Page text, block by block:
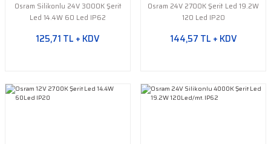
Osram Silikonlu 24V 3000K Şerit
Led 14.4W 60 Led IP62
125,71 TL + KDV
Osram 24V 2700K Şerit Led 19.2W
120 Led IP20
144,57 TL + KDV